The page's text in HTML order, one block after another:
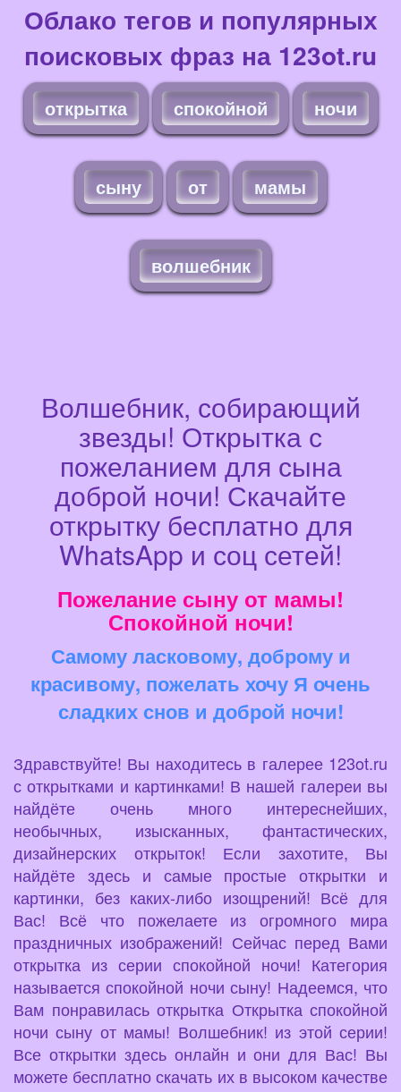
Облако тегов и популярных
поисковых фраз на 123ot.ru
открытка спокойной ночи
сыну от мамы
волшебник
Волшебник, собирающий
звезды! Открытка с
пожеланием для сына
доброй ночи! Скачайте
открытку бесплатно для
WhatsApp и соц сетей!
Пожелание сыну от мамы!
Спокойной ночи!
Самому ласковому, доброму и
красивому, пожелать хочу Я очень
сладких снов и доброй ночи!
Здравствуйте! Вы находитесь в галерее 123ot.ru
с открытками и картинками! В нашей галереи вы
найдёте очень много интереснейших,
необычных, изысканных, фантастических,
дизайнерских открыток! Если захотите, Вы
найдёте здесь и самые простые открытки и
картинки, без каких-либо изощрений! Всё для
Вас! Всё что пожелаете из огромного мира
праздничных изображений! Сейчас перед Вами
открытка из серии спокойной ночи! Категория
называется спокойной ночи сыну! Надеемся, что
Вам понравилась открытка Открытка спокойной
ночи сыну от мамы! Волшебник! из этой серии!
Все открытки здесь онлайн и они для Вас! Вы
можете бесплатно скачать их в высоком качестве